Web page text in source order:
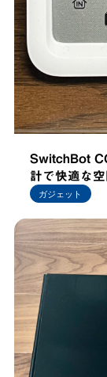
SwitchBot
計で快適な空
ガジェット